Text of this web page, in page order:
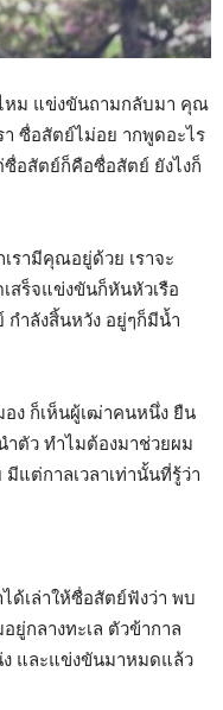
หม แข่งขันถามกลับมา คุณ
ซื่อสัตย์ไม่อย ากพูดอะไร
ซื่อสัตย์ก็คือซื่อสัตย์ ยังไงก็
ามีคุณอยู่ด้วย เราจะ
สร็จแข่งขันก็หันหัวเรือ
กำลังสิ้นหวัง อยู่ๆก็มีน้ำ
อง ก็เห็นผู้เฒ่าคนหนึ่ง ยืน
ำตัว ทำไมต้องมาช่วยผม
แต่กาลเวลาเท่านั้นที่รู้ว่า
ด้เล่าให้ซื่อสัตย์ฟังว่า พบ
ยู่กลางทะเล ตัวข้ากาล
ง และแข่งขันมาหมดแล้ว